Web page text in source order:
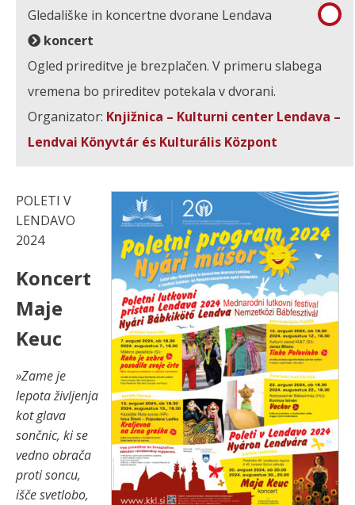
Gledališke in koncertne dvorane Lendava
koncert
Ogled prireditve je brezplačen. V primeru slabega
vremena bo prireditev potekala v dvorani.
Organizator: Knjižnica – Kulturni center Lendava –
Lendvai Könyvtár és Kulturális Központ
POLETI V
LENDAVO
2024
Koncert
Maje
Keuc
»Zame je
lepota življenja
kot glava
sončnic, ki se
vedno obrača
proti soncu,
išče svetlobo,